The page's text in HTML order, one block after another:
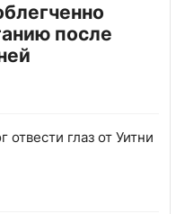
после
отвести глаз от Уитни